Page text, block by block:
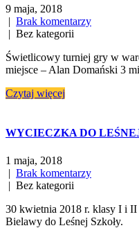
9 maja, 2018
| Brak komentarzy
| Bez kategorii
Świetlicowy turniej gry w
miejsce – Alan Domański 3
Czytaj więcej
WYCIECZKA DO
1 maja, 2018
| Brak komentarzy
| Bez kategorii
30 kwietnia 2018 r. klasy I i
Bielawy do Leśnej Szkoły.